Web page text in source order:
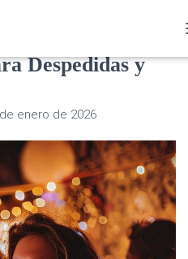
La Guía
Despedidas y
enero de 2026